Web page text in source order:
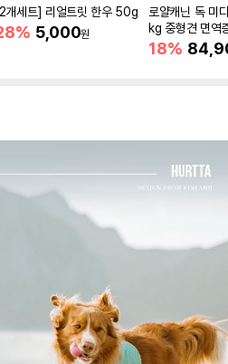
개세트] 리얼트릿 한우 50g
5,000원
로얄캐닌 독 미
kg 중형견 면역
18%